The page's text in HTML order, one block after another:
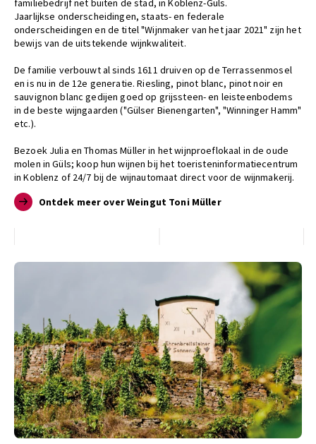
familiebedrijf net buiten de stad, in Koblenz-Güls.
Jaarlijkse onderscheidingen, staats- en federale
onderscheidingen en de titel "Wijnmaker van het jaar 2021" zijn het
bewijs van de uitstekende wijnkwaliteit.
De familie verbouwt al sinds 1611 druiven op de Terrassenmosel
en is nu in de 12e generatie. Riesling, pinot blanc, pinot noir en
sauvignon blanc gedijen goed op grijssteen- en leisteenbodems
in de beste wijngaarden ("Gülser Bienengarten", "Winninger Hamm"
etc.).
Bezoek Julia en Thomas Müller in het wijnproeflokaal in de oude
molen in Güls; koop hun wijnen bij het toeristeninformatiecentrum
in Koblenz of 24/7 bij de wijnautomaat direct voor de wijnmakerij.
Ontdek meer over Weingut Toni Müller